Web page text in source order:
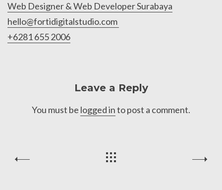
Web Designer & Web Developer Surabaya
hello@fortidigitalstudio.com
+6281 655 2006
Leave a Reply
You must be logged into post a comment.